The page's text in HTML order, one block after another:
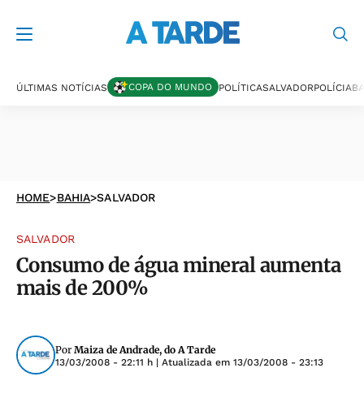
ÚLTIMAS NOTÍCIAS COPA DO MUNDO POLÍTICASALVADORPOLÍCIA
HOME>BAHIA>SALVADOR
SALVADOR
Consumo de água mineral aumenta
mais de 200%
Por Maiza de Andrade, do A Tarde
13/03/2008 - 22:11 h | Atualizada em 13/03/2008 - 23:13